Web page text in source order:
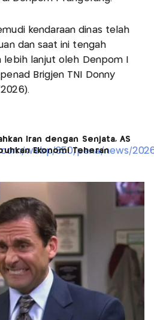
kendaraan dinas telah
dan saat ini tengah
lebih lanjut oleh Denpom I
Brigjen TNI Donny
Iran dengan Senjata, AS
Ekonomi Teheran